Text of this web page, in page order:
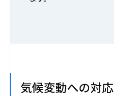
気候変動への対応